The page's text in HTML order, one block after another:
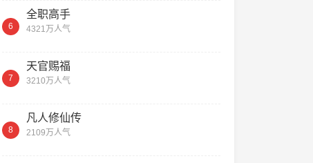
6
全职高手
4321万人气
7
天官赐福
3210万人气
8
凡人修仙传
2109万人气